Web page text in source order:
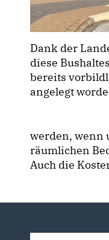
Dank der
diese
bereits
angelegt
werden, wenn
räumlichen
Auch die